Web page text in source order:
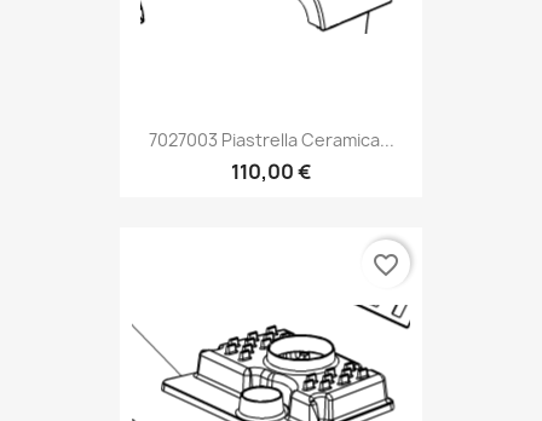
7027003 Piastrella Ceramica...
110,00 €
favorite_border